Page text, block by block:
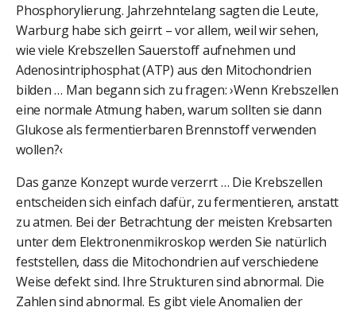
Phosphorylierung. Jahrzehntelang sagten die Leute,
Warburg habe sich geirrt – vor allem, weil wir sehen,
wie viele Krebszellen Sauerstoff aufnehmen und
Adenosintriphosphat (ATP) aus den Mitochondrien
bilden … Man begann sich zu fragen: ›Wenn Krebszellen
eine normale Atmung haben, warum sollten sie dann
Glukose als fermentierbaren Brennstoff verwenden
wollen?‹
Das ganze Konzept wurde verzerrt … Die Krebszellen
entscheiden sich einfach dafür, zu fermentieren, anstatt
zu atmen. Bei der Betrachtung der meisten Krebsarten
unter dem Elektronenmikroskop werden Sie natürlich
feststellen, dass die Mitochondrien auf verschiedene
Weise defekt sind. Ihre Strukturen sind abnormal. Die
Zahlen sind abnormal. Es gibt viele Anomalien der